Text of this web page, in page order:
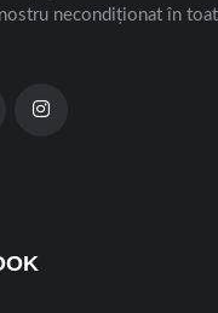
necondiționat în